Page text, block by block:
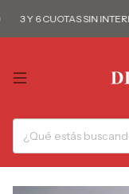
Y 6 CUOTAS SIN INTERÉS